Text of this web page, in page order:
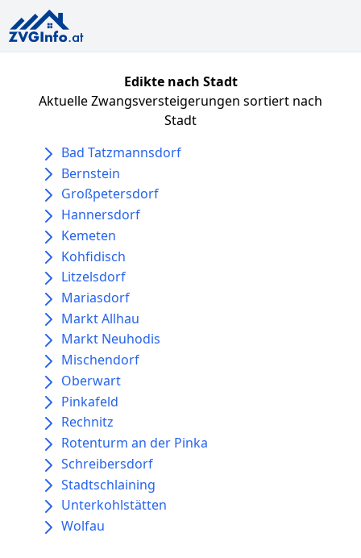
Edikte nach Stadt
Aktuelle Zwangsversteigerungen sortiert nach
Stadt
Bad Tatzmannsdorf
Bernstein
Großpetersdorf
Hannersdorf
Kemeten
Kohfidisch
Litzelsdorf
Mariasdorf
Markt Allhau
Markt Neuhodis
Mischendorf
Oberwart
Pinkafeld
Rechnitz
Rotenturm an der Pinka
Schreibersdorf
Stadtschlaining
Unterkohlstätten
Wolfau